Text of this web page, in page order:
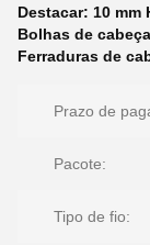
Destacar: 10 mm
Bolhas de
Ferraduras de
Prazo de
Pacote:
Tipo de fio: